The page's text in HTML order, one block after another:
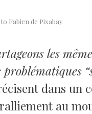
Fabien de Pixabay
les
problématiques
dans un
au